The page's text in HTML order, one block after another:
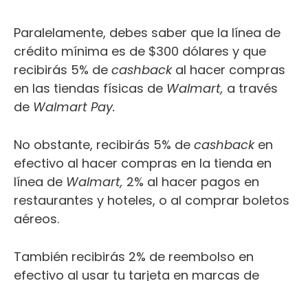
Paralelamente, debes saber que la línea de
crédito mínima es de $300 dólares y que
recibirás 5% de cashbackal hacer compras
en las tiendas físicas de Walmart, a través
de Walmart Pay.
No obstante, recibirás 5% de cashbacken
efectivo al hacer compras en la tienda en
línea de Walmart, 2% al hacer pagos en
restaurantes y hoteles, o al comprar boletos
aéreos.
También recibirás 2% de reembolso en
efectivo al usar tu tarjeta en marcas de